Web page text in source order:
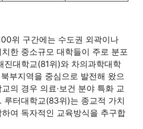
위 구간에는 수도권 외곽이나
한 중소규모 대학들이 주로 분포
진대학교(81위)와 차의과학대학
부지역을 중심으로 발전해 왔으
의 경우 의료·보건 분야 특화 교
루터대학교(83위)는 종교적 가치
여 독자적인 교육방식을 추구합